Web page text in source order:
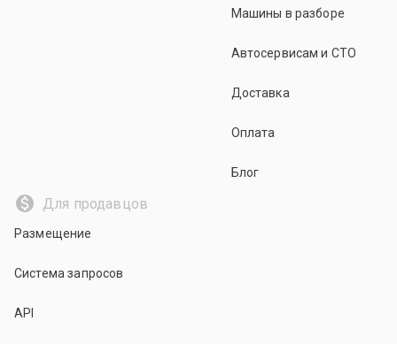
Машины в разборе
Автосервисам и СТО
Доставка
Оплата
Блог
Для продавцов
Размещение
Система запросов
API